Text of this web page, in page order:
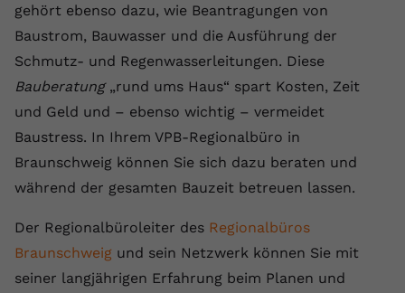
gehört ebenso dazu, wie Beantragungen von
Baustrom, Bauwasser und die Ausführung der
Schmutz- und Regenwasserleitungen. Diese
Bauberatung„rund ums Haus“ spart Kosten, Zeit
und Geld und – ebenso wichtig – vermeidet
Baustress. In Ihrem VPB-Regionalbüro in
Braunschweig können Sie sich dazu beraten und
während der gesamten Bauzeit betreuen lassen.
Der Regionalbüroleiter des Regionalbüros
Braunschweig und sein Netzwerk können Sie mit
seiner langjährigen Erfahrung beim Planen und